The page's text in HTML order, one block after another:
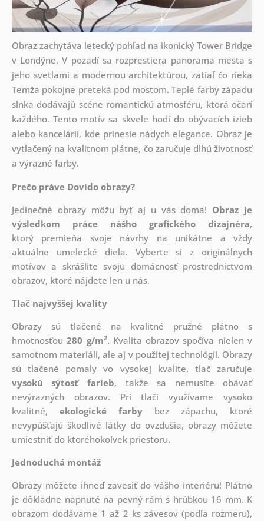
Obraz zachytáva letecký pohľad na ikonický Tower Bridge
v Londýne. V pozadí sa rozprestiera panorama mesta s
jeho svetlami a modernou architektúrou, zatiaľ čo rieka
Temža pokojne preteká pod mostom. Teplé farby západu
slnka dodávajú scéne romantickú atmosféru, ktorá očarí
každého. Tento motív sa skvele hodí do obývacích izieb
alebo kancelárií, kde prinesie nádych elegance. Obraz je
vytlačený na kvalitnom plátne, čo zaručuje dlhú životnosť
a výrazné farby.
Prečo práve Dovido obrazy?
Jedinečné obrazy môžu byť aj u vás doma! Obraz je
výsledkom práce nášho grafického dizajnéra,
ktorý premieňa svoje návrhy na unikátne a vždy
aktuálne umelecké diela. Vyberte si z originálnych
motívov a skrášlite svoju domácnosť prostredníctvom
obrazov, ktoré nájdete len u nás.
Tlač najvyššej kvality
Obrazy sú tlačené na kvalitné pružné plátno s
hmotnosťou280 g/m2. Kvalita obrazov spočíva nielen v
samotnom materiáli, ale aj v použitej technológii. Obrazy
sú tlačené pomaly vo vysokej kvalite, tlač zaručuje
vysokú sýtosť farieb, takže sa nemusíte obávať
nevýrazných obrazov. Pri tlači využívame vysoko
kvalitné, ekologické farby bez zápachu, ktoré
nevypúšťajú škodlivé látky do ovzdušia, obrazy môžete
umiestniť do ktoréhokoľvek priestoru.
Jednoduchá montáž
Obrazy môžete ihneď zavesiť do vášho interiéru! Plátno
je dôkladne napnuté na pevný rám s hrúbkou 16 mm. K
obrazom dodávame 1 až 2 ks závesov (podľa rozmeru),